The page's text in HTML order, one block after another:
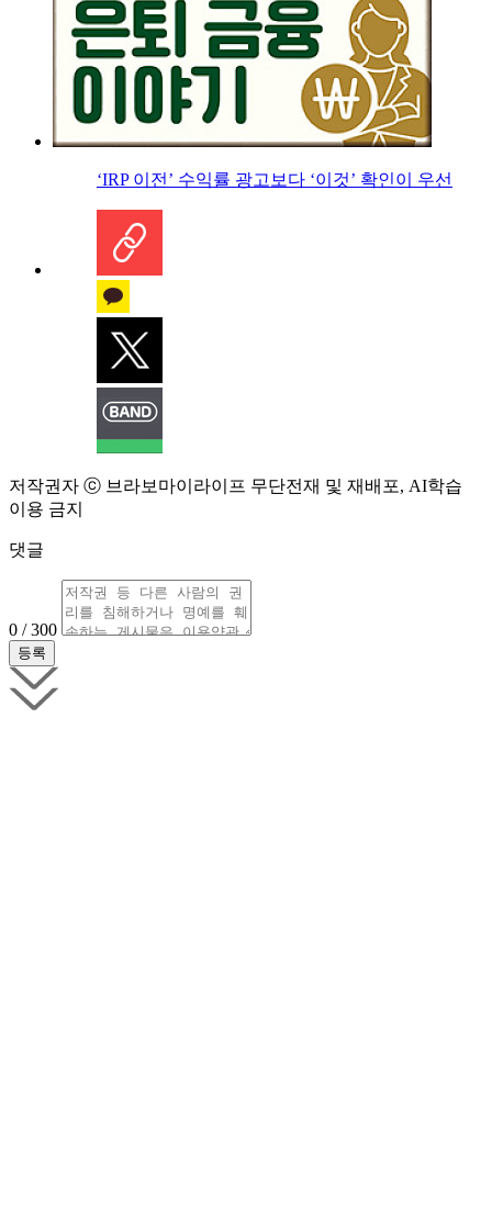
‘IRP 이전’ 수익률 광고보다 ‘이것’ 확인이 우선
저작권자 ⓒ 브라보마이라이프 무단전재 및 재배포, AI학습
이용 금지
댓글
0 / 300